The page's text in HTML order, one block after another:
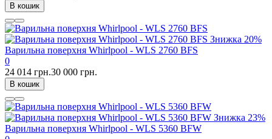
В кошик
Знижка 20%
Варильна поверхня Whirlpool - WLS 2760 BFS
0
24 014 грн.30 000 грн.
В кошик
Знижка 23%
Варильна поверхня Whirlpool - WLS 5360 BFW